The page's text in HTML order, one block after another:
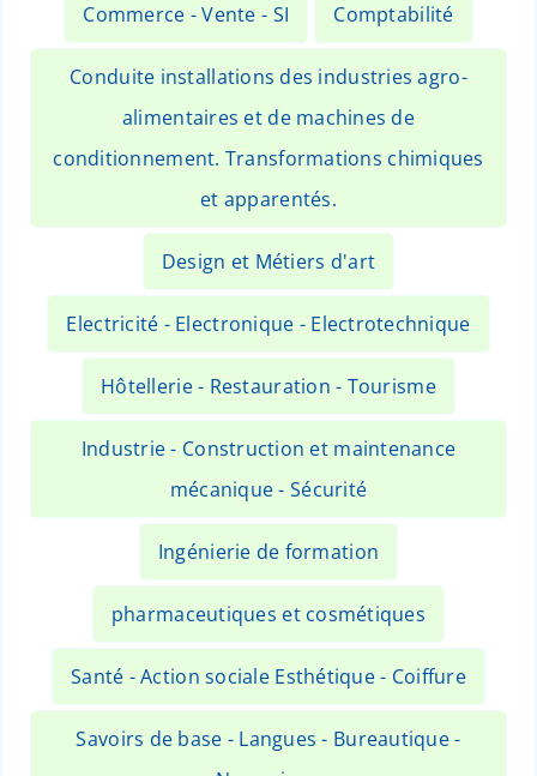
Commerce - Vente - SI Comptabilité
Conduite installations des industries agro-
alimentaires et de machines de
conditionnement. Transformations chimiques
et apparentés.
Design et Métiers d'art
Electricité - Electronique - Electrotechnique
Hôtellerie - Restauration - Tourisme
Industrie - Construction et maintenance
mécanique - Sécurité
Ingénierie de formation
pharmaceutiques et cosmétiques
Santé - Action sociale Esthétique - Coiffure
Savoirs de base - Langues - Bureautique -